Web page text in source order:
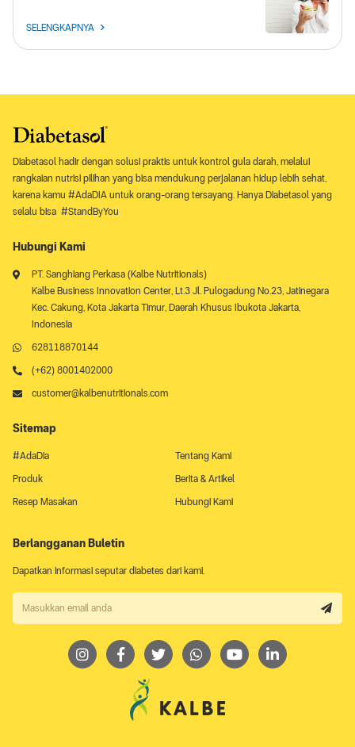
SELENGKAPNYA
Diabetasol hadir dengan solusi praktis untuk kontrol gula darah, melalui
rangkaian nutrisi pilihan yang bisa mendukung perjalanan hidup lebih sehat,
karena kamu #AdaDIA untuk orang-orang tersayang. Hanya Diabetasol yang
selalu bisa #StandByYou
Hubungi Kami
PT. Sanghiang Perkasa (Kalbe Nutritionals)
Kalbe Business Innovation Center, Lt.3 Jl. Pulogadung No.23, Jatinegara
Kec. Cakung, Kota Jakarta Timur, Daerah Khusus Ibukota Jakarta,
Indonesia
628118870144
(+62) 8001402000
customer@kalbenutritionals.com
Sitemap
#AdaDia Tentang Kami
Produk Berita & Artikel
Resep Masakan Hubungi Kami
Berlangganan Buletin
Dapatkan informasi seputar diabetes dari kami.